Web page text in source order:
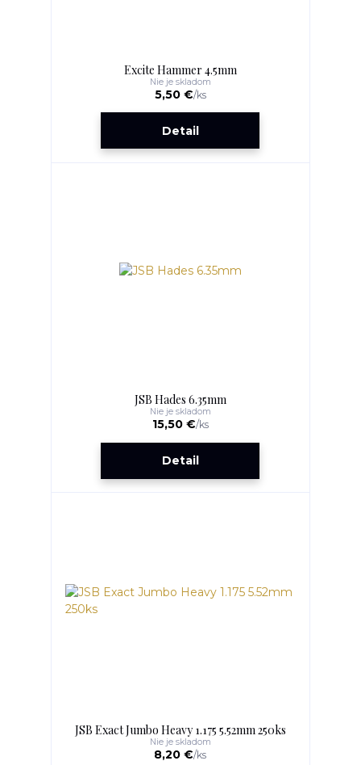
Excite Hammer 4.5mm
5,50 €/ks
Nie je skladom
Detail
JSB Hades 6.35mm
15,50 €/ks
Nie je skladom
Detail
JSB Exact Jumbo Heavy 1.175 5.52mm 250ks
8,20 €/ks
Nie je skladom